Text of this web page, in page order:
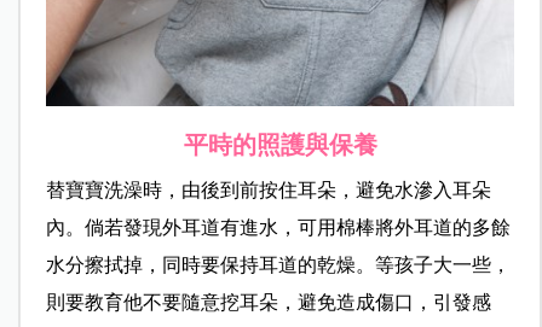
平時的照護與保養
替寶寶洗澡時，由後到前按住耳朵，避免水滲入耳朵
內。倘若發現外耳道有進水，可用棉棒將外耳道的多餘
水分擦拭掉，同時要保持耳道的乾燥。等孩子大一些，
則要教育他不要隨意挖耳朵，避免造成傷口，引發感